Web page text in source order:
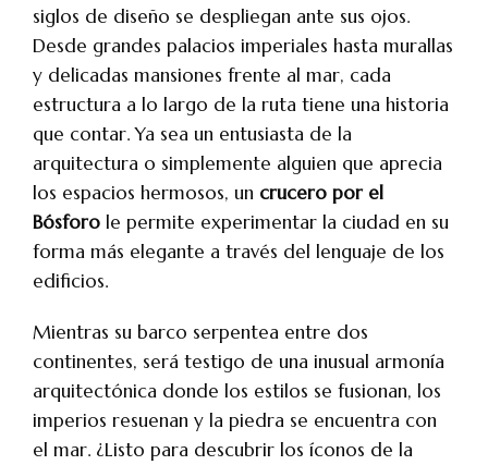
siglos de diseño se despliegan ante sus ojos.
Desde grandes palacios imperiales hasta murallas
y delicadas mansiones frente al mar, cada
estructura a lo largo de la ruta tiene una historia
que contar. Ya sea un entusiasta de la
arquitectura o simplemente alguien que aprecia
los espacios hermosos, un crucero por el
Bósforo le permite experimentar la ciudad en su
forma más elegante a través del lenguaje de los
edificios.
Mientras su barco serpentea entre dos
continentes, será testigo de una inusual armonía
arquitectónica donde los estilos se fusionan, los
imperios resuenan y la piedra se encuentra con
el mar. ¿Listo para descubrir los íconos de la